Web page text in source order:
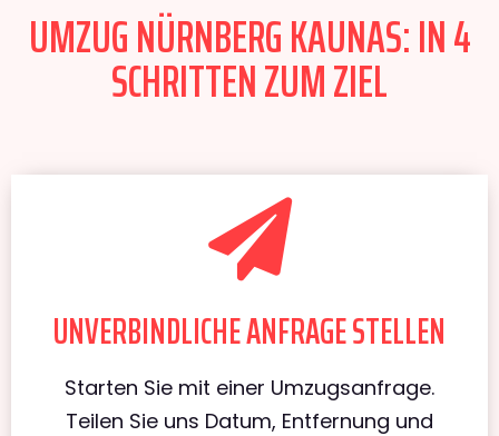
UMZUG NÜRNBERG KAUNAS: IN 4
SCHRITTEN ZUM ZIEL
UNVERBINDLICHE ANFRAGE STELLEN
Starten Sie mit einer Umzugsanfrage.
Teilen Sie uns Datum, Entfernung und